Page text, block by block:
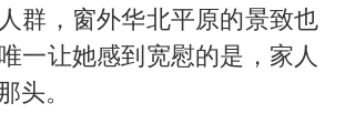
群，窗外华北平原的景致也
一让她感到宽慰的是，家人
头。